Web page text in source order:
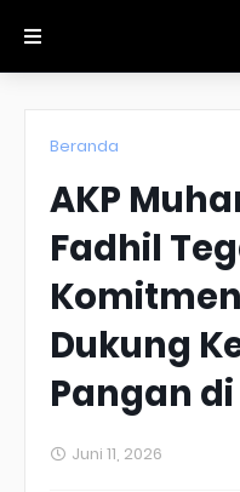
Beranda
AKP
Fadhil
Komitmen
Dukung
Pangan
Juni 11, 2026